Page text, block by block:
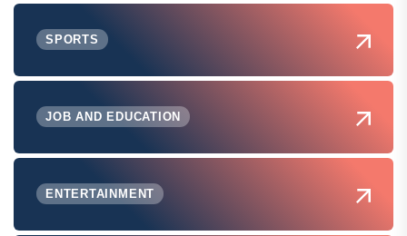
SPORTS
JOB AND EDUCATION
ENTERTAINMENT